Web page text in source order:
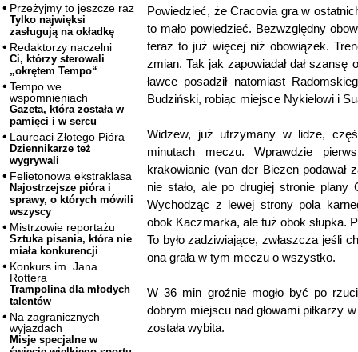
Przeżyjmy to jeszcze raz
Tylko najwięksi
zasługują na okładkę
Redaktorzy naczelni
Ci, którzy sterowali
„okrętem Tempo“
Tempo we
wspomnieniach
Gazeta, która została w
pamięci i w sercu
Laureaci Złotego Pióra
Dziennikarze też
wygrywali
Felietonowa ekstraklasa
Najostrzejsze pióra i
sprawy, o których mówili
wszyscy
Mistrzowie reportażu
Sztuka pisania, która nie
miała konkurencji
Konkurs im. Jana
Rottera
Trampolina dla młodych
talentów
Na zagranicznych
wyjazdach
Misje specjalne w
Powiedzieć, że Cracovia gra w
to mało powiedzieć. Bezwzględny
teraz to już więcej niż obowiązek.
zmian. Tak jak zapowiadał dał
ławce posadził natomiast
Budziński, robiąc miejsce Nykielowi i
Widzew, już utrzymany w lidze,
minutach meczu. Wprawdzie
krakowianie (van der Biezen
nie stało, ale po drugiej stronie plany
Wychodząc z lewej strony pola
obok Kaczmarka, ale tuż obok słupka.
To było zadziwiające, zwłaszcza jeśli
ona grała w tym meczu o wszystko.
W 36 min groźnie mogło być po
dobrym miejscu nad głowami piłkarzy
została wybita.